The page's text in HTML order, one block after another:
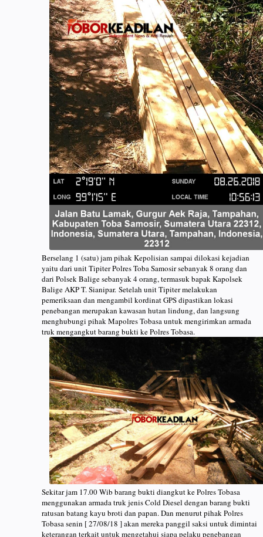
Berselang 1 (satu) jam pihak Kepolisian sampai dilokasi kejadian
yaitu dari unit Tipiter Polres Toba Samosir sebanyak 8 orang dan
dari Polsek Balige sebanyak 4 orang, termasuk bapak Kapolsek
Balige AKP T. Sianipar. Setelah unit Tipiter melakukan
pemeriksaan dan mengambil kordinat GPS dipastikan lokasi
penebangan merupakan kawasan hutan lindung, dan langsung
menghubungi pihak Mapolres Tobasa untuk mengirimkan armada
truk mengangkut barang bukti ke Polres Tobasa.
Sekitar jam 17.00 Wib barang bukti diangkut ke Polres Tobasa
menggunakan armada truk jenis Cold Diesel dengan barang bukti
ratusan batang kayu broti dan papan. Dan menurut pihak Polres
Tobasa senin [ 27/08/18 ] akan mereka panggil saksi untuk dimintai
keterangan terkait untuk mengetahui siapa pelaku penebangan